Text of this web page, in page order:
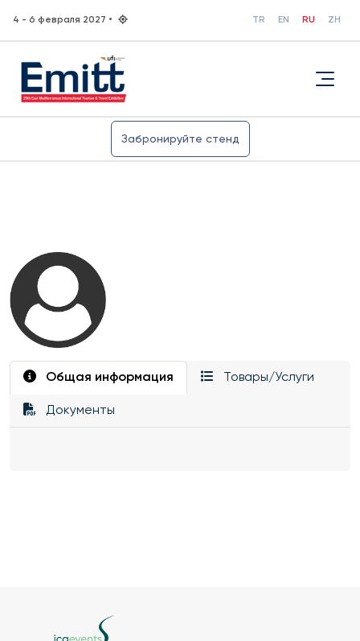
4 - 6 февраля 2027 • TR EN RU ZH
Забронируйте стенд
Общая информация Товары/Услуги
Документы